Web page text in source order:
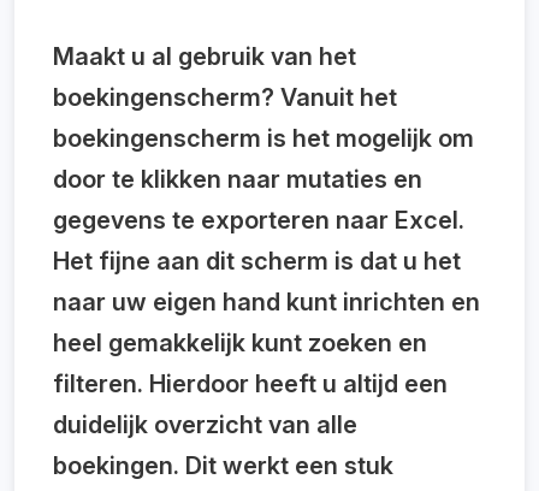
Maakt u al gebruik van het
boekingenscherm? Vanuit het
boekingenscherm is het mogelijk om
door te klikken naar mutaties en
gegevens te exporteren naar Excel.
Het fijne aan dit scherm is dat u het
naar uw eigen hand kunt inrichten en
heel gemakkelijk kunt zoeken en
filteren. Hierdoor heeft u altijd een
duidelijk overzicht van alle
boekingen. Dit werkt een stuk